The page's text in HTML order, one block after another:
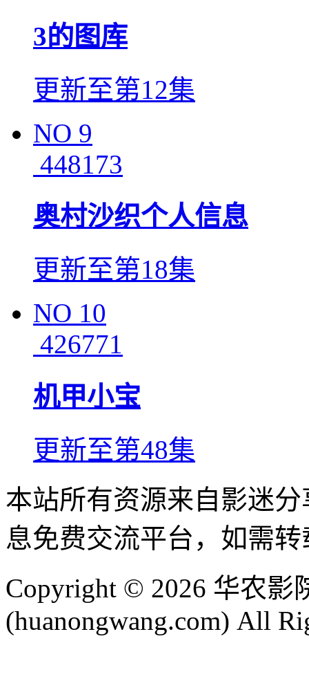
3的图库
更新至第12集
NO 9
448173
奥村沙织个人信息
更新至第18集
NO 10
426771
机甲小宝
更新至第48集
本站所有资源来自影迷
息免费交流平台，如需
Copyright © 2026 华农影
(huanongwang.com) All